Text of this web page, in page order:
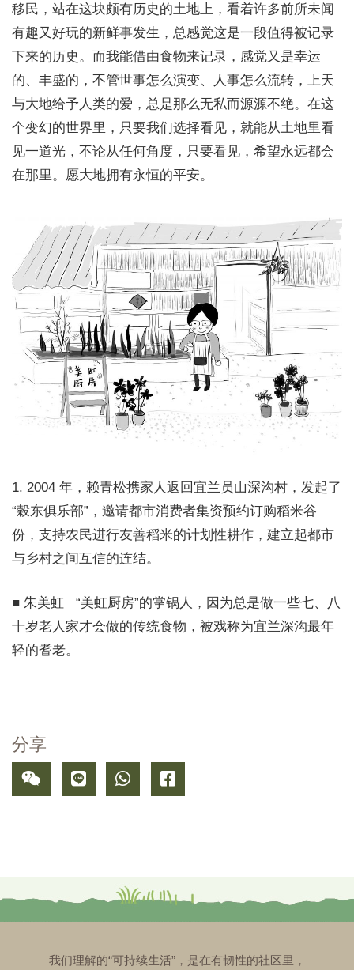
移民，站在这块颇有历史的土地上，看着许多前所未闻
有趣又好玩的新鲜事发生，总感觉这是一段值得被记录
下来的历史。而我能借由食物来记录，感觉又是幸运
的、丰盛的，不管世事怎么演变、人事怎么流转，上天
与大地给予人类的爱，总是那么无私而源源不绝。在这
个变幻的世界里，只要我们选择看见，就能从土地里看
见一道光，不论从任何角度，只要看见，希望永远都会
在那里。愿大地拥有永恒的平安。
1. 2004 年，赖青松携家人返回宜兰员山深沟村，发起了
“榖东俱乐部”，邀请都市消费者集资预约订购稻米谷
份，支持农民进行友善稻米的计划性耕作，建立起都市
与乡村之间互信的连结。
■ 朱美虹 “美虹厨房”的掌锅人，因为总是做一些七、八
十岁老人家才会做的传统食物，被戏称为宜兰深沟最年
轻的耆老。
分享
我们理解的“可持续生活”，是在有韧性的社区里，